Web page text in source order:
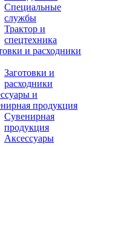
Специальные
службы
Трактор и
спецтехника
и расходники
Заготовки и
расходники
и
продукция
Сувенирная
продукция
Аксессуары